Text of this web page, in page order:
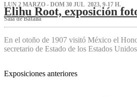
LUN 2 MARZO - DOM 30 JUL 2023, 9-17 H.
Elihu Root, exposición
Sala de Batalla
En el otoño de 1907 visitó México el
secretario de Estado de los Estados
Exposiciones anteriores